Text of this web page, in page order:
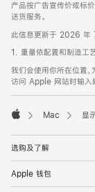
产品按广告宣传价或标
送货服务。
此信息更新于 2026 年
1. 重量依配置和制造工
我们会使用你所在位置
访问 Apple 网站时输入
Mac 显
选购及了解
Apple 钱包